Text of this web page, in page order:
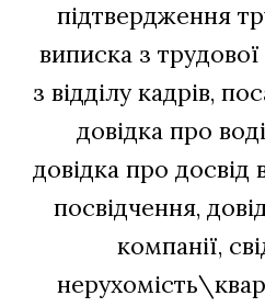
підтвердження
виписка з
з відділу кадрів,
довідка про
довідка про досвід
посвідчення,
компанії,